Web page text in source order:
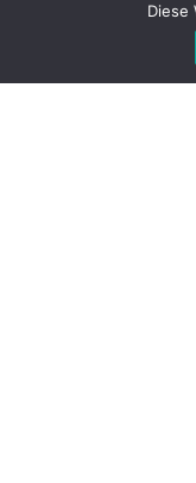
Diese